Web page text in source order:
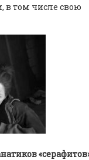
в том числе свою